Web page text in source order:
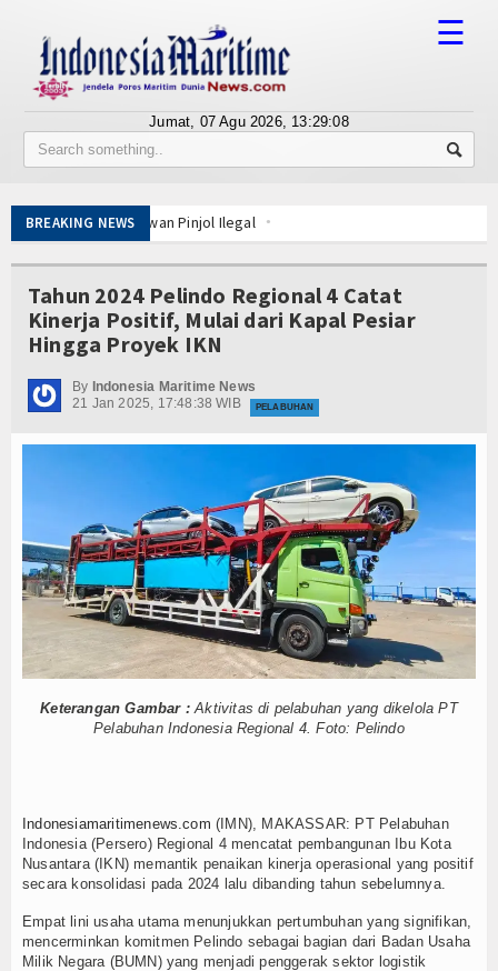
Tentang Kami
Berita
BUMN
Editorial
Hukum
Internasional
Kelautan dan Perikanan
Kesehatan
Maritim
News
☰
Jumat, 07 Agu 2026, 13:29:08
BREAKING NEWS
Lawan Pinjol Ilegal
Esensi Perlindungan Nyawa
Pemindai Peti Kemas Ekspor
Kelola
Belitung
Nelayan Merah Putih
Motor Harley Pretelan dari China Diselundupkan Lewat Tanjung Priok
Esensi Perlindungan Nyawa
Pemindai Peti Kemas Ekspor
Kelola
Belitung
Nelayan Merah Putih
Lawan Pinjol Ilegal
IPC TPK-Kejari Jakut Perpanjang Kerja Sama Hukum
Motor Harley Pretelan dari China Diselundupkan Lewat Tanjung Priok
Esensi Perlindungan Nyawa
Nelayan Merah Putih
Tahun 2024 Pelindo Regional 4 Catat
Kinerja Positif, Mulai dari Kapal Pesiar
Hingga Proyek IKN
By Indonesia Maritime News
21 Jan 2025, 17:48:38 WIB
PELABUHAN
Keterangan Gambar :Aktivitas di pelabuhan yang dikelola PT
Pelabuhan Indonesia Regional 4. Foto: Pelindo
Indonesiamaritimenews.com (IMN), MAKASSAR: PT Pelabuhan
Indonesia (Persero) Regional 4 mencatat pembangunan Ibu Kota
Nusantara (IKN) memantik penaikan kinerja operasional yang positif
secara konsolidasi pada 2024 lalu dibanding tahun sebelumnya.
Empat lini usaha utama menunjukkan pertumbuhan yang signifikan,
mencerminkan komitmen Pelindo sebagai bagian dari Badan Usaha
Milik Negara (BUMN) yang menjadi penggerak sektor logistik